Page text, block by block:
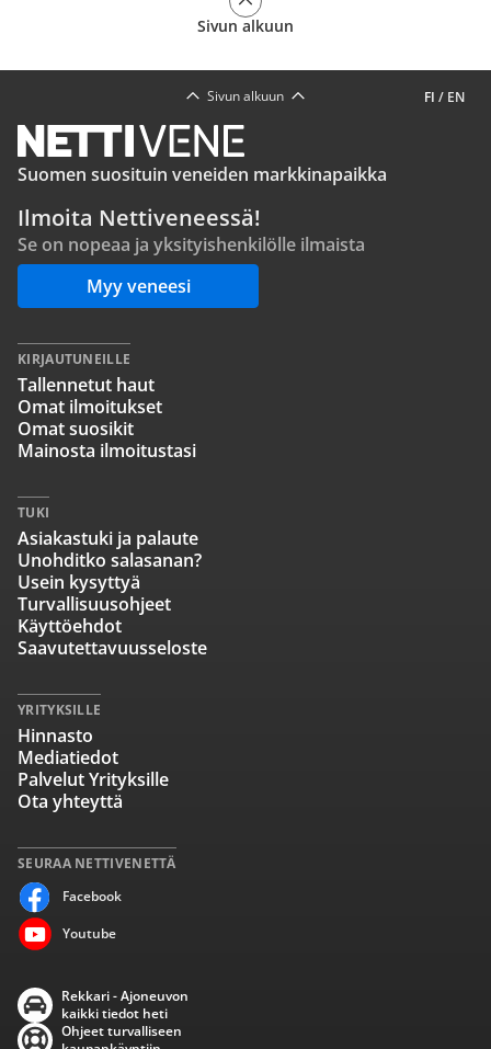
Sivun alkuun
FI / EN
Sivun alkuun
Suomen suosituin veneiden markkinapaikka
Ilmoita Nettiveneessä!
Se on nopeaa ja yksityishenkilölle ilmaista
Myy veneesi
SEURAA NETTIVENETTÄ
Facebook
Youtube
KIRJAUTUNEILLE
Tallennetut haut
Omat ilmoitukset
Omat suosikit
Mainosta ilmoitustasi
TUKI
Asiakastuki ja palaute
Unohditko salasanan?
Usein kysyttyä
Turvallisuusohjeet
Käyttöehdot
Saavutettavuusseloste
YRITYKSILLE
Hinnasto
Mediatiedot
Palvelut Yrityksille
Ota yhteyttä
Rekkari - Ajoneuvon
kaikki tiedot heti
Ohjeet turvalliseen